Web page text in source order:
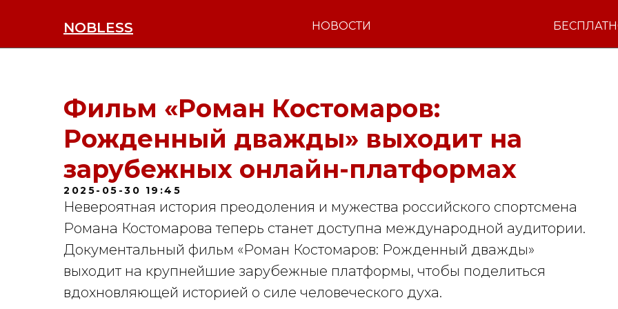
NOBLESS НОВОСТИ
Фильм «Роман Костомаров:
Рожденный дважды» выходит на
зарубежных онлайн-платформах
2025-05-30 19:45
Невероятная история преодоления и мужества российского спортсмена
Романа Костомарова теперь станет доступна международной аудитории.
Документальный фильм «Роман Костомаров: Рожденный дважды»
выходит на крупнейшие зарубежные платформы, чтобы поделиться
вдохновляющей историей о силе человеческого духа.